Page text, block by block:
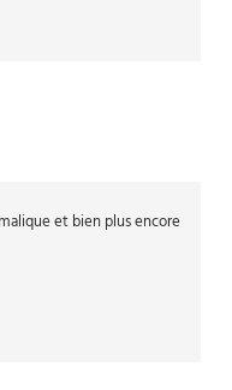
et bien plus encore